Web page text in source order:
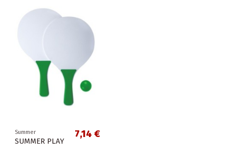
Summer
SUMMER PLAY
7,14 €